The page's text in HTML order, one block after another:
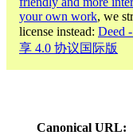
your own work, we
license instead: Deed
享 4.0 协议国际版
Canonical URL